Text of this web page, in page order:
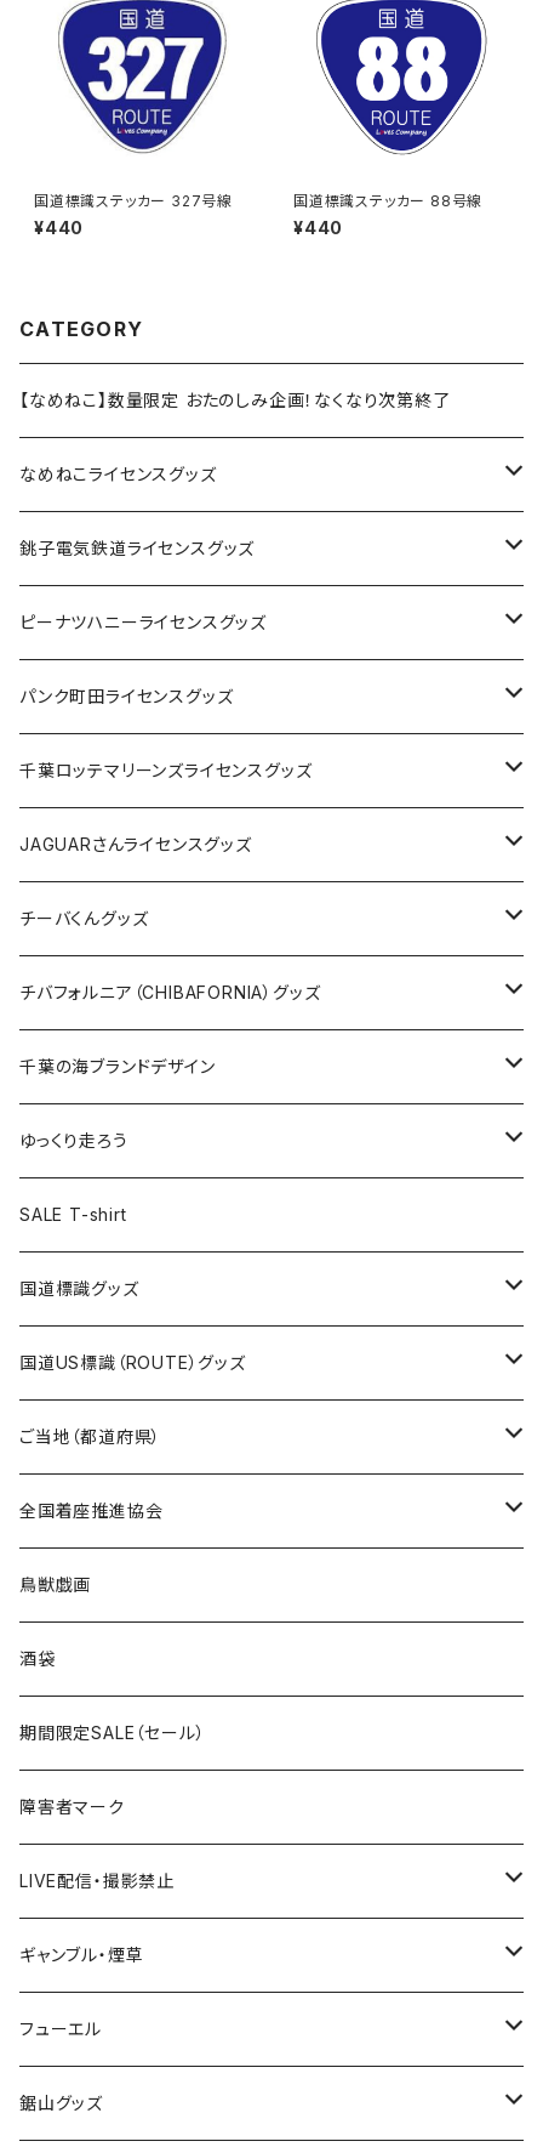
国道標識ステッカー 327号線
¥440
国道標識ステッカー 88号線
¥440
CATEGORY
【なめねこ】数量限定 おたのしみ企画！なくなり次第終了
なめねこライセンスグッズ
Tシャツ
キャップ
ステッカー
缶バッジ
ホテルキーホルダー
銚子電気鉄道ライセンスグッズ
ステッカー
缶バッジ
アクリルキーホルダー
ホテルキーホルダー
クリアファイル
Tシャツ
キャップ
トートバッグ
ランチバッグ
エコバッグ
ピーナツハニーライセンスグッズ
Tシャツ
キャップ
バッグ
ステッカー
缶バッジ
キーホルダー
クリアファイル
パンク町田ライセンスグッズ
Tシャツ
キャップ
バッグ
ステッカー
缶バッジ
キーホルダー
クリアファイル
千葉ロッテマリーンズライセンスグッズ
ステッカー
ステッカー
ステッカー大
缶バッジ
缶バッジ32mm
缶バッジ54mm
エコバッグ
JAGUARさんコラボグッズ
Tシャツ
ステッカー
サコッシュ
ホテルキーホルダー
モーテルキーホルダー
トートバッグ
JAGUARさんライセンスグッズ
Tシャツ
ステッカー
缶バッジ
クリアファイル
マスク
エコバッグ
千葉ロッテマリーンズコラボ
チーバくんグッズ
Tシャツ
キャップ
エコバッグ
ステッカー
モーテルキーホルダー
ホテルキーホルダー
トートバッグ
チバフォルニア（CHIBAFORNIA）グッズ
Tシャツ
キャップ
ステッカー
ホテルキーホルダー
千葉の海ブランドデザイン
Tシャツ
キャップ
ステッカー
ゆっくり走ろう
Tシャツ
ステッカー
ホテルキーホルダー
SALE T-shirt
国道標識グッズ
ステッカー
国道0～99号線
国道100～199号線
国道600～699号線
国道700～799号線
Tシャツ
キャップ
国道US標識（ROUTE）グッズ
ステッカー
ROUTE 0～99号線
ROUTE100～199号線
ROUTE600～699号線
ROUTE700～799号線
Tシャツ
ROUTE 0～99号線
ROUTE 100～199号線
ROUTE 600～699号線
ROUTE 700～799号線
キャップ
ROUTE 0～99号線
ROUTE 100～199号線
ROUTE 600～699号線
ROUTE 700～799号線
ご当地（都道府県）
北海道
青森県
岩手県
宮城県
秋田県
Tシャツ
ステッカー
山形県
福島県
茨城県
栃木県
全国着座推進協会
ステッカー
鳥獣戯画
酒袋
期間限定SALE（セール）
障害者マーク
LIVE配信・撮影禁止
LIVE配信禁止
撮影禁止
ギャンブル・煙草
ホテルキーホルダー
たばこ・禁煙ステッカー
フューエル
ステッカー
鋸山グッズ